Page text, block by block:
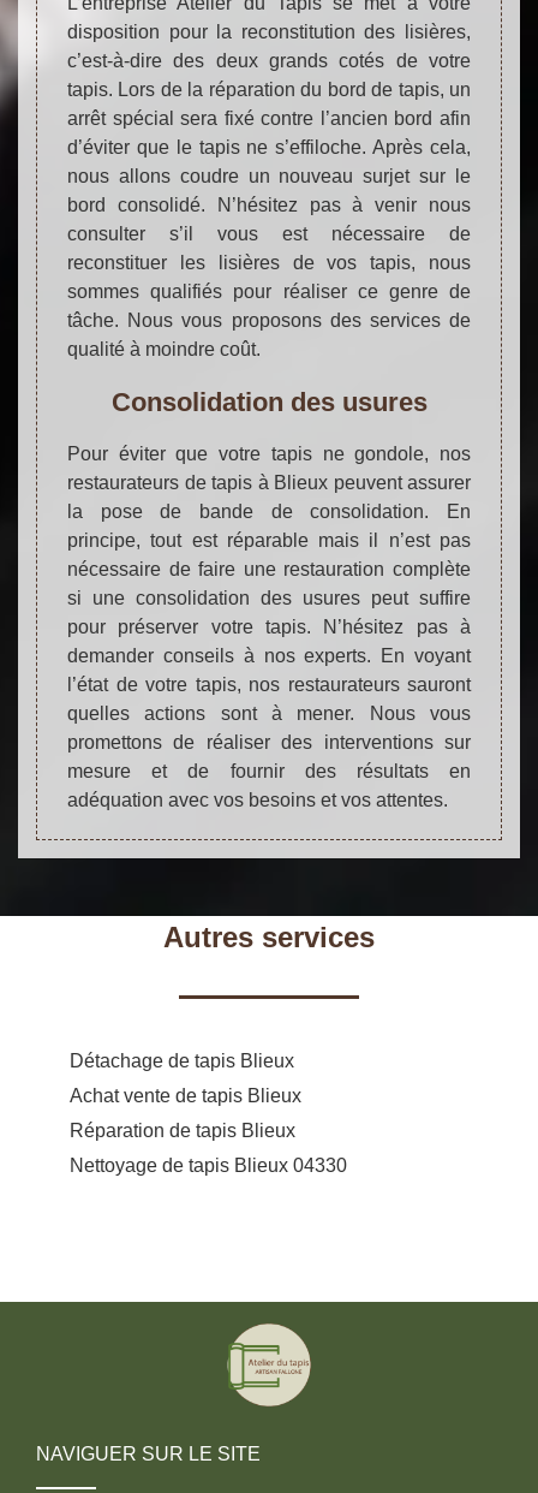
disposition pour la reconstitution des lisières,
c’est-à-dire des deux grands cotés de votre
tapis. Lors de la réparation du bord de tapis, un
arrêt spécial sera fixé contre l’ancien bord afin
d’éviter que le tapis ne s’effiloche. Après cela,
nous allons coudre un nouveau surjet sur le
bord consolidé. N’hésitez pas à venir nous
consulter s’il vous est nécessaire de
reconstituer les lisières de vos tapis, nous
sommes qualifiés pour réaliser ce genre de
tâche. Nous vous proposons des services de
qualité à moindre coût.
Consolidation des usures
Pour éviter que votre tapis ne gondole, nos
restaurateurs de tapis à Blieux peuvent assurer
la pose de bande de consolidation. En
principe, tout est réparable mais il n’est pas
nécessaire de faire une restauration complète
si une consolidation des usures peut suffire
pour préserver votre tapis. N’hésitez pas à
demander conseils à nos experts. En voyant
l’état de votre tapis, nos restaurateurs sauront
quelles actions sont à mener. Nous vous
promettons de réaliser des interventions sur
mesure et de fournir des résultats en
adéquation avec vos besoins et vos attentes.
Autres services
Détachage de tapis Blieux
Achat vente de tapis Blieux
Réparation de tapis Blieux
Nettoyage de tapis Blieux 04330
NAVIGUER SUR LE SITE